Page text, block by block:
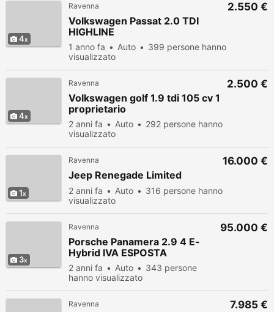
4
Ravenna
Volkswagen Passat 2.0 TDI
HIGHLINE
1 anno fa Auto
399 persone hanno
visualizzato
2.550 €
4
Ravenna
Volkswagen golf 1.9 tdi 105 cv 1
proprietario
2 anni fa Auto
292 persone hanno
visualizzato
2.500 €
1
Ravenna
Jeep Renegade Limited
2 anni fa Auto
316 persone hanno
visualizzato
16.000 €
3
Ravenna
Porsche Panamera 2.9 4 E-
Hybrid IVA ESPOSTA
2 anni fa Auto
343 persone
hanno visualizzato
95.000 €
Ravenna 7.985 €